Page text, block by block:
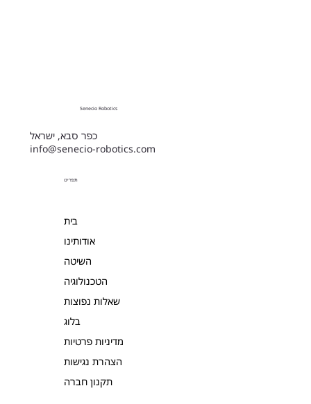
Senecio Robotics
כפר סבא, ישראל
info@senecio-robotics.com
תפריט
בית
אודותינו
השיטה
הטכנולוגיה
שאלות נפוצות
בלוג
מדיניות פרטיות
הצהרת נגישות
תקנון חברה